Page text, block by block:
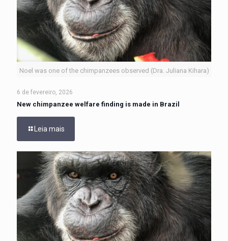
Noel was one of the chimpanzees observed (Dra. Juliana Kihara)
6 de fevereiro, 2026
New chimpanzee welfare finding is made in Brazil
Leia mais